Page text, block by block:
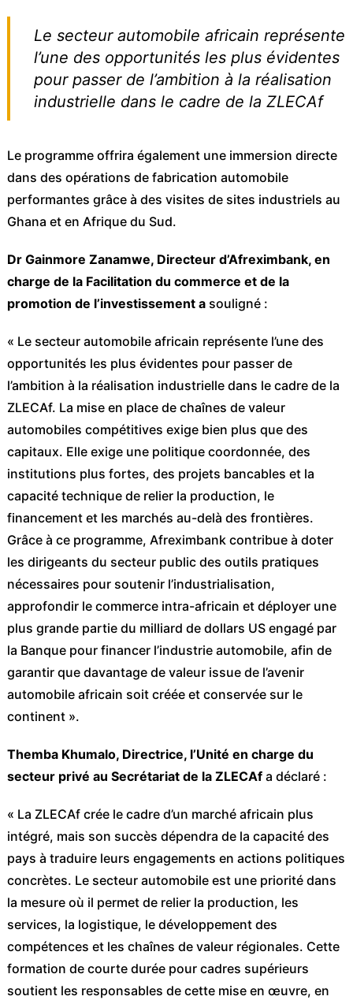
Le secteur automobile africain représente
l’une des opportunités les plus évidentes
pour passer de l’ambition à la réalisation
industrielle dans le cadre de la ZLECAf
Le programme offrira également une immersion directe
dans des opérations de fabrication automobile
performantes grâce à des visites de sites industriels au
Ghana et en Afrique du Sud.
Dr Gainmore Zanamwe, Directeur d’Afreximbank, en
charge de la Facilitation du commerce et de la
promotion de l’investissement a souligné :
« Le secteur automobile africain représente l’une des
opportunités les plus évidentes pour passer de
l’ambition à la réalisation industrielle dans le cadre de la
ZLECAf. La mise en place de chaînes de valeur
automobiles compétitives exige bien plus que des
capitaux. Elle exige une politique coordonnée, des
institutions plus fortes, des projets bancables et la
capacité technique de relier la production, le
financement et les marchés au-delà des frontières.
Grâce à ce programme, Afreximbank contribue à doter
les dirigeants du secteur public des outils pratiques
nécessaires pour soutenir l’industrialisation,
approfondir le commerce intra-africain et déployer une
plus grande partie du milliard de dollars US engagé par
la Banque pour financer l’industrie automobile, afin de
garantir que davantage de valeur issue de l’avenir
automobile africain soit créée et conservée sur le
continent ».
Themba Khumalo, Directrice, l’Unité en charge du
secteur privé au Secrétariat de la ZLECAf a déclaré :
« La ZLECAf crée le cadre d’un marché africain plus
intégré, mais son succès dépendra de la capacité des
pays à traduire leurs engagements en actions politiques
concrètes. Le secteur automobile est une priorité dans
la mesure où il permet de relier la production, les
services, la logistique, le développement des
compétences et les chaînes de valeur régionales. Cette
formation de courte durée pour cadres supérieurs
soutient les responsables de cette mise en œuvre, en